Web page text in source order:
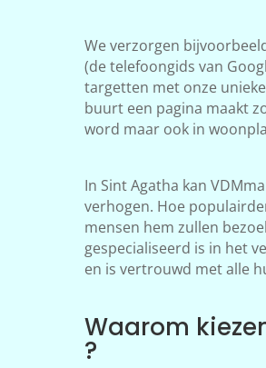
We verzorgen
(de telefoongids van
targetten met onze
buurt een pagina maakt
word maar ook in
In Sint Agatha kan
verhogen. Hoe
mensen hem zullen
gespecialiseerd is in het
en is vertrouwd met alle
Waarom
?